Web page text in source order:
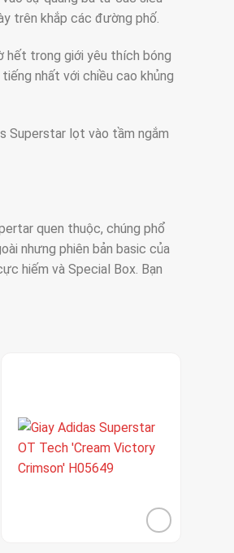
trên khắp các đường phố.
hết trong giới yêu thích bóng
nhất với chiều cao khủng
Superstar lọt vào tầm ngắm
quen thuộc, chúng phổ
nhưng phiên bản basic của
hiếm và Special Box. Bạn